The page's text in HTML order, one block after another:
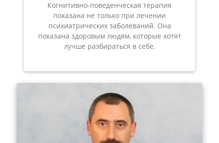
Когнитивно-поведенческая терапия
показана не только при лечении
психиатрических заболеваний. Она
показана здоровым людям, которые хотят
лучше разбираться в себе.